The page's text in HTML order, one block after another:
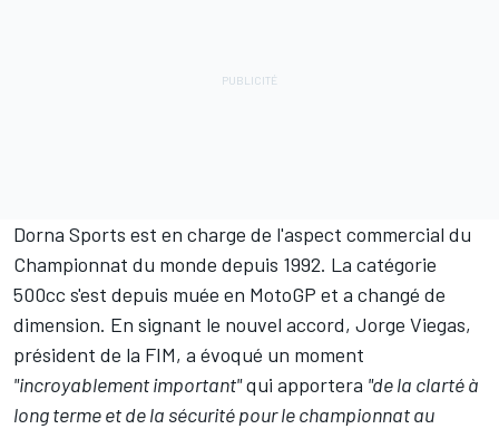
Dorna Sports est en charge de l'aspect commercial du
Championnat du monde depuis 1992. La catégorie
500cc s'est depuis muée en MotoGP et a changé de
dimension. En signant le nouvel accord, Jorge Viegas,
président de la FIM, a évoqué un moment
"incroyablement important"qui apportera "de la clarté à
long terme et de la sécurité pour le championnat au